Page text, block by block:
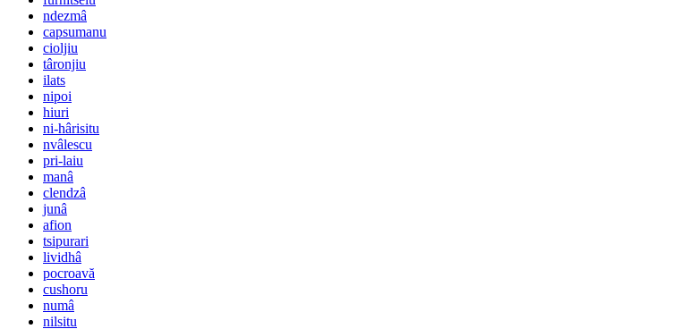
ndezmâ
capsumanu
cioljiu
târonjiu
ilats
nipoi
hiuri
ni-hârisitu
nvâlescu
pri-laiu
manâ
clendzâ
junâ
afion
tsipurari
lividhâ
pocroavă
cushoru
numâ
nilsitu